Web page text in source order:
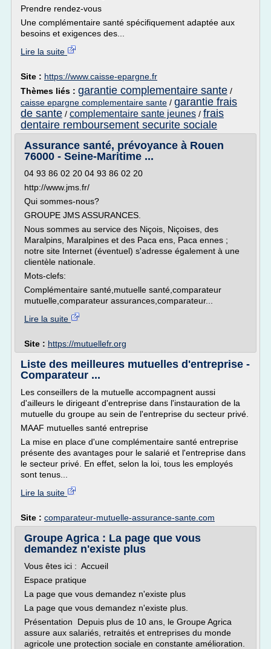
Prendre rendez-vous
Une complémentaire santé spécifiquement adaptée aux
besoins et exigences des...
Lire la suite
Site : https://www.caisse-epargne.fr
Thèmes liés : garantie complementaire sante /
caisse epargne complementaire sante / garantie frais
de sante / complementaire sante jeunes / frais
dentaire remboursement securite sociale
Assurance santé, prévoyance à Rouen
76000 - Seine-Maritime ...
04 93 86 02 20 04 93 86 02 20
http://www.jms.fr/
Qui sommes-nous?
GROUPE JMS ASSURANCES.
Nous sommes au service des Niçois, Niçoises, des
Maralpins, Maralpines et des Paca ens, Paca ennes ;
notre site Internet (éventuel) s'adresse également à une
clientèle nationale.
Mots-clefs:
Complémentaire santé,mutuelle santé,comparateur
mutuelle,comparateur assurances,comparateur...
Lire la suite
Site : https://mutuellefr.org
Liste des meilleures mutuelles d'entreprise -
Comparateur ...
Les conseillers de la mutuelle accompagnent aussi
d'ailleurs le dirigeant d'entreprise dans l'instauration de la
mutuelle du groupe au sein de l'entreprise du secteur privé.
MAAF mutuelles santé entreprise
La mise en place d'une complémentaire santé entreprise
présente des avantages pour le salarié et l'entreprise dans
le secteur privé. En effet, selon la loi, tous les employés
sont tenus...
Lire la suite
Site : comparateur-mutuelle-assurance-sante.com
Groupe Agrica : La page que vous
demandez n'existe plus
Vous êtes ici : Accueil
Espace pratique
La page que vous demandez n'existe plus
La page que vous demandez n'existe plus.
Présentation Depuis plus de 10 ans, le Groupe Agrica
assure aux salariés, retraités et entreprises du monde
agricole une protection sociale en constante amélioration.